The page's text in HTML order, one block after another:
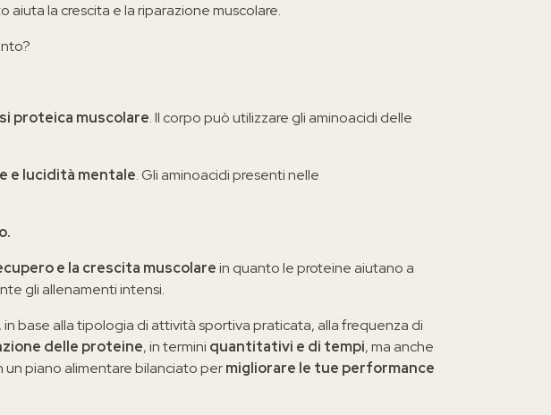
la crescita e la riparazione muscolare.
proteica muscolare. Il corpo può utilizzare gli aminoacidi delle
e lucidità mentale. Gli aminoacidi presenti nelle
e la crescita muscolarein quanto le proteine aiutano a
gli allenamenti intensi.
in base alla tipologia di attività sportiva praticata, alla frequenza di
delle proteine, in termini quantitativi e di tempi, ma anche
piano alimentare bilanciato permigliorare le tue performance